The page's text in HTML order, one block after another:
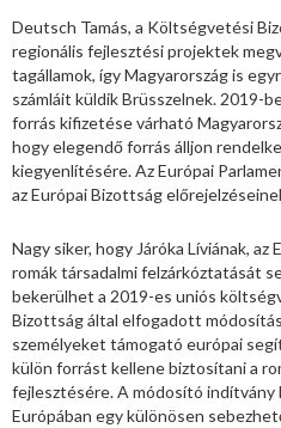
Deutsch Tamás, a Költségvetési
regionális fejlesztési projektek
tagállamok, így Magyarország is
számláit küldik Brüsszelnek. 2019-
forrás kifizetése várható
hogy elegendő forrás álljon
kiegyenlítésére. Az Európai
az Európai Bizottság
Nagy siker, hogy Járóka Líviának, az
romák társadalmi felzárkóztatását
bekerülhet a 2019-es uniós
Bizottság által elfogadott
személyeket támogató európai
külön forrást kellene biztosítani a
fejlesztésére. A módosító indítvány
Európában egy különösen